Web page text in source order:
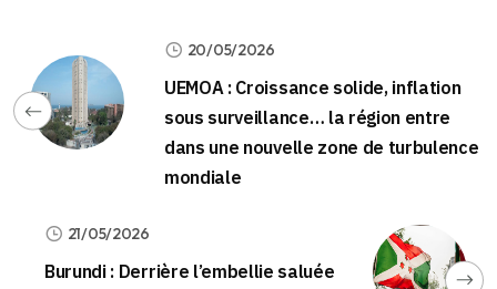
20/05/2026
UEMOA : Croissance solide, inflation
sous surveillance… la région entre
dans une nouvelle zone de turbulence
mondiale
21/05/2026
Burundi : Derrière l’embellie saluée